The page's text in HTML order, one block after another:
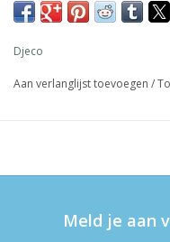
Djeco
Aan verlanglijst toevoegen /
Meld je aan